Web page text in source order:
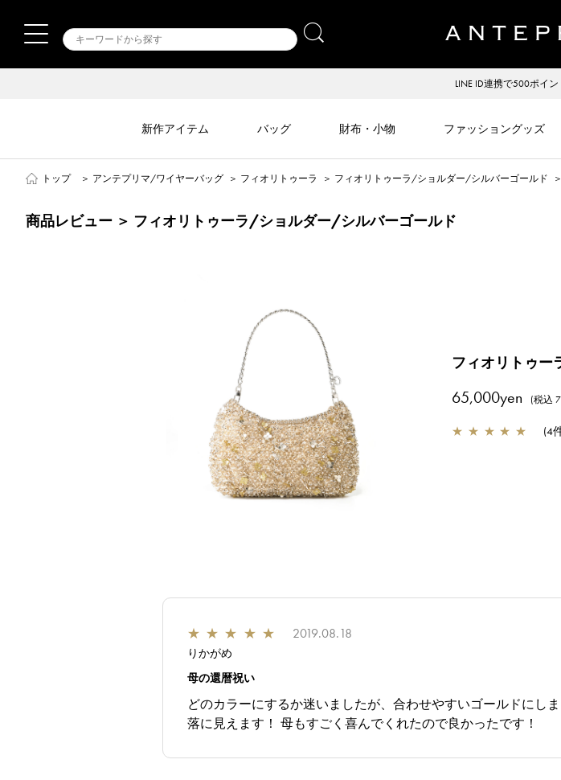
LINE ID連携で500ポイ
新作アイテム バッグ 財布・小物 ファッショングッズ
トップ ＞ アンテプリマ/ワイヤーバッグ ＞ フィオリトゥーラ ＞ フィオリトゥーラ/ショルダー/シルバーゴールド ＞
商品レビュー ＞ フィオリトゥーラ/ショルダー/シルバーゴールド
フィオリトゥ
65,000yen (税込
★ ★ ★ ★ ★ (4
★ ★ ★ ★ ★ 2019.08.18
りかがめ
母の還暦祝い
どのカラーにするか迷いましたが、合わせやすいゴールドにし
落に見えます！ 母もすごく喜んでくれたので良かったです！